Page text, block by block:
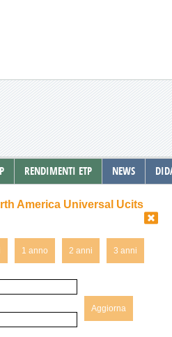
RENDIMENTI ETP NEWS
America Universal Ucits
1 anno 2 anni 3 anni
Aggiorna